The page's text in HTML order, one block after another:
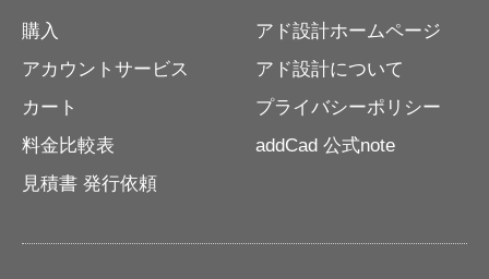
購入
アカウントサービス
カート
料金比較表
見積書 発行依頼
アド設計ホームページ
アド設計について
プライバシーポリシー
addCad 公式note